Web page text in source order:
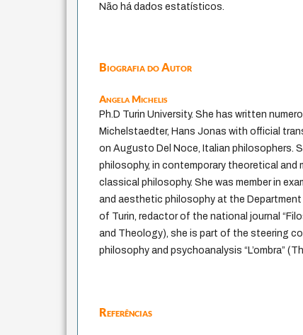
Não há dados estatísticos.
Biografia do Autor
Angela Michelis
Ph.D Turin University. She has written
Michelstaedter, Hans Jonas with official
on Augusto Del Noce, Italian philosophers.
philosophy, in contemporary theoretical
classical philosophy. She was member in
and aesthetic philosophy at the
of Turin, redactor of the national journal
and Theology), she is part of the steering
philosophy and psychoanalysis “L’ombra”
Referências